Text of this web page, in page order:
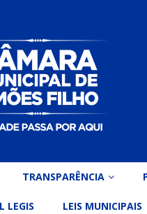
TRANSPARÊNCIA
LEGIS LEIS MUNICIPAIS